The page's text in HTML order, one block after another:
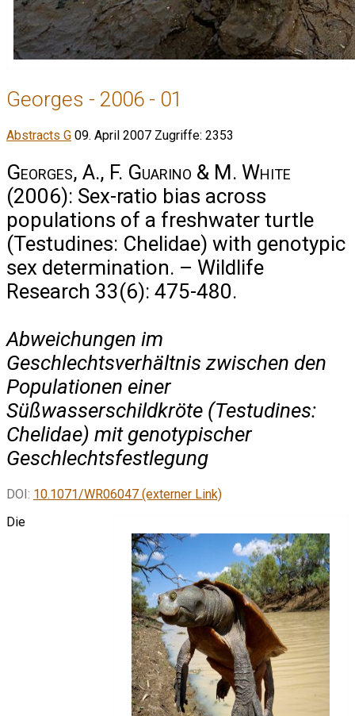
Georges - 2006 - 01
Abstracts G 09. April 2007 Zugriffe: 2353
Georges, A., F. Guarino & M. White
(2006): Sex-ratio bias across
populations of a freshwater turtle
(Testudines: Chelidae) with genotypic
sex determination. – Wildlife
Research 33(6): 475-480.
Abweichungen im
Geschlechtsverhältnis zwischen den
Populationen einer
Süßwasserschildkröte (Testudines:
Chelidae) mit genotypischer
Geschlechtsfestlegung
DOI: 10.1071/WR06047 (externer Link)
Die